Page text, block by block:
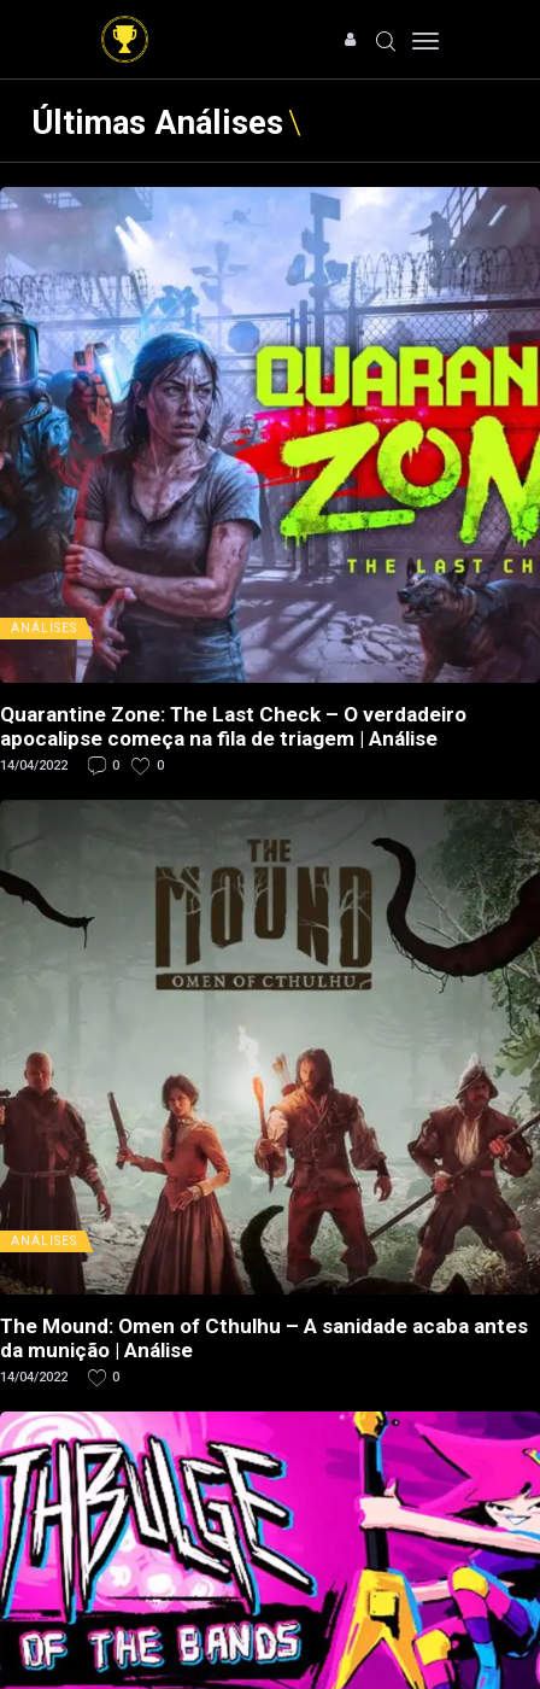
HOME
NOTÍCIAS
ARTIGOS
ANÁLISES
OFERTAS
SOBRE NÓS
Últimas Análises
ANÁLISES
Quarantine Zone: The Last Check – O verdadeiro
apocalipse começa na fila de triagem | Análise
14/04/2022 0 0
ANÁLISES
The Mound: Omen of Cthulhu – A sanidade acaba antes
da munição | Análise
14/04/2022 0